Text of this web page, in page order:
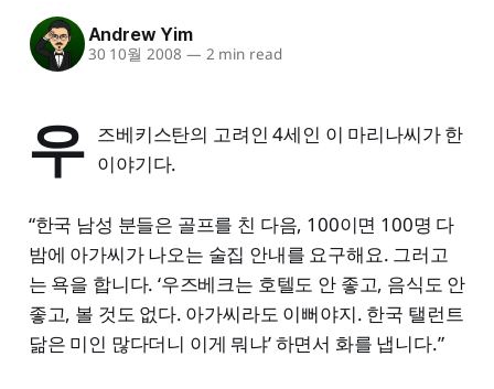
Andrew Yim
30 10월 2008 — 2 min read
우 즈베키스탄의 고려인 4세인 이 마리나씨가 한
이야기다.
“한국 남성 분들은 골프를 친 다음, 100이면 100명 다
밤에 아가씨가 나오는 술집 안내를 요구해요. 그러고
는 욕을 합니다. ‘우즈베크는 호텔도 안 좋고, 음식도 안
좋고, 볼 것도 없다. 아가씨라도 이뻐야지. 한국 탤런트
닮은 미인 많다더니 이게 뭐냐’ 하면서 화를 냅니다.”